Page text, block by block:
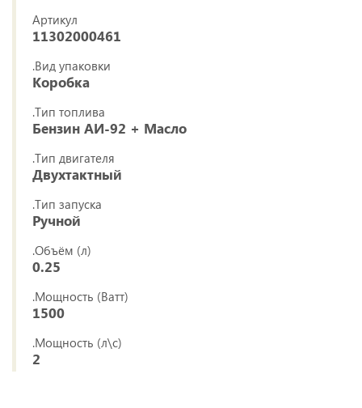
Артикул
11302000461
.Вид упаковки
Коробка
.Тип топлива
Бензин АИ-92 + Масло
.Тип двигателя
Двухтактный
.Тип запуска
Ручной
.Объём (л)
0.25
.Мощность (Ватт)
1500
.Мощность (л\с)
2